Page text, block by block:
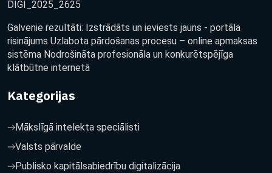
DIGI_2025_2625
Galvenie rezultāti: Izstrādāts un ieviests jauns - portāla
risinājums Uzlabota pārdošanas procesu – online apmaksas
sistēma Nodrošināta profesionāla un konkurētspējīga
klātbūtne internetā
Kategorijas
Mākslīgā intelekta speciālisti
Valsts pārvalde
Publisko kapitālsabiedrību digitalizācija